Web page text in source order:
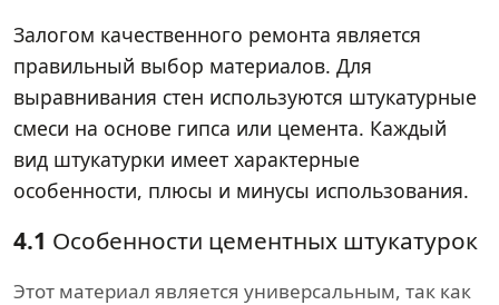
Залогом качественного ремонта является
правильный выбор материалов. Для
выравнивания стен используются штукатурные
смеси на основе гипса или цемента. Каждый
вид штукатурки имеет характерные
особенности, плюсы и минусы использования.
4.1 Особенности цементных штукатурок
Этот материал является универсальным, так как